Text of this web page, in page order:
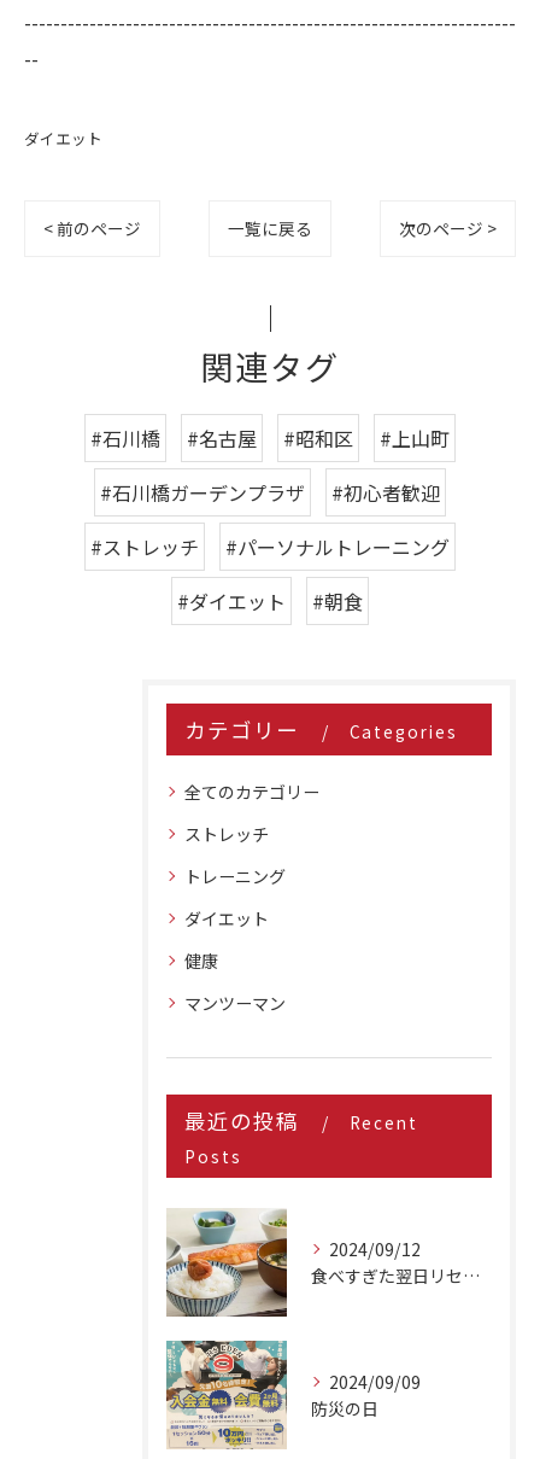
--------------------------------------------------------------------
--
ダイエット
< 前のページ 一覧に戻る 次のページ >
関連タグ
#石川橋 #名古屋 #昭和区
#上山町
#石川橋ガーデンプラザ
#初心者歓迎
#ストレッチ
#パーソナルトレーニング
#ダイエット
#朝食
カテゴリー Categories
全てのカテゴリー
ストレッチ
トレーニング
ダイエット
健康
マンツーマン
最近の投稿
Recent
Posts
2024/09/12
食べすぎた翌日リセット方法
2024/09/09
防災の日